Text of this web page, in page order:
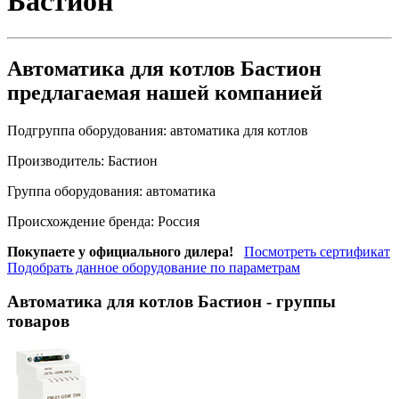
Автоматика для котлов Бастион
предлагаемая нашей компанией
Подгруппа оборудования: автоматика для котлов
Производитель: Бастион
Группа оборудования: автоматика
Происхождение бренда: Россия
Покупаете у официального дилера!
Посмотреть сертификат
Подобрать данное оборудование по параметрам
Автоматика для котлов Бастион - группы
товаров